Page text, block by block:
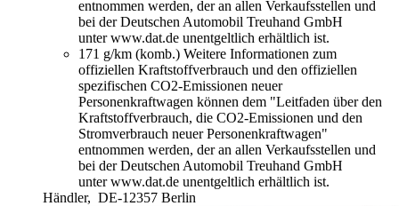
entnommen werden, der an allen Verkaufsstellen und
bei der Deutschen Automobil Treuhand GmbH
unter www.dat.de unentgeltlich erhältlich ist.
171 g/km (komb.) Weitere Informationen zum
offiziellen Kraftstoffverbrauch und den offiziellen
spezifischen CO2-Emissionen neuer
Personenkraftwagen können dem "Leitfaden über den
Kraftstoffverbrauch, die CO2-Emissionen und den
Stromverbrauch neuer Personenkraftwagen"
entnommen werden, der an allen Verkaufsstellen und
bei der Deutschen Automobil Treuhand GmbH
unter www.dat.de unentgeltlich erhältlich ist.
Händler, DE-12357 Berlin